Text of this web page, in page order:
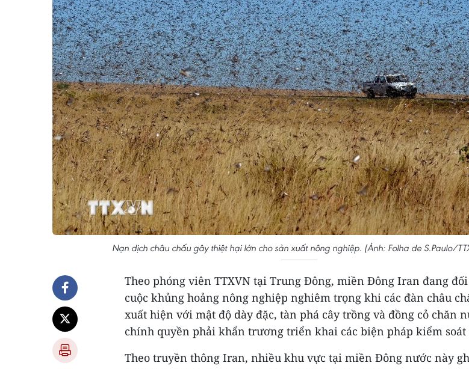
Nạn dịch châu chấu gây thiệt hại lớn cho sản xuất nông nghiệp. (Ảnh: Folha de S.Paulo/
Theo phóng viên TTXVN tại Trung Đông, miền Đông Iran đang
cuộc khủng hoảng nông nghiệp nghiêm trọng khi các đàn châu
xuất hiện với mật độ dày đặc, tàn phá cây trồng và đồng cỏ chăn
chính quyền phải khẩn trương triển khai các biện pháp kiểm soát
Theo truyền thông Iran, nhiều khu vực tại miền Đông nước này